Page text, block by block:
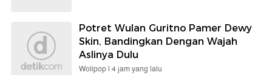
Potret Wulan Guritno Pamer Dewy
Skin, Bandingkan Dengan Wajah
Aslinya Dulu
Wolipop | 4 jam yang lalu